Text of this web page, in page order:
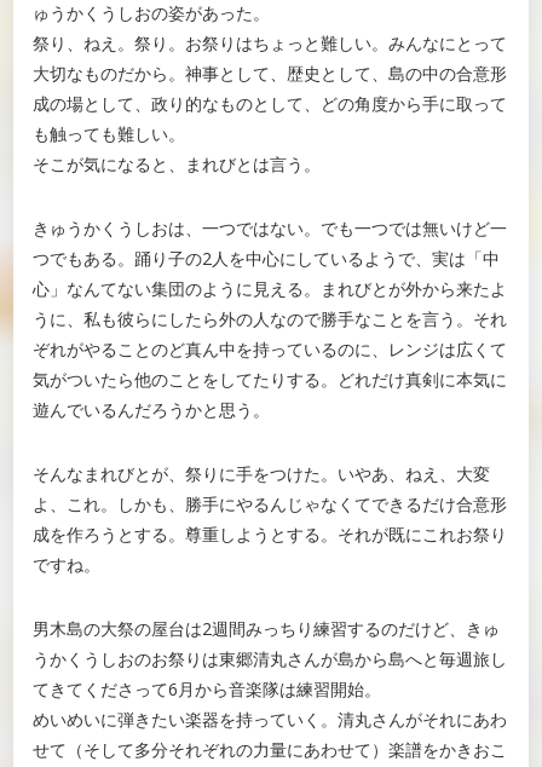
ゅうかくうしおの姿があった。
祭り、ねえ。祭り。お祭りはちょっと難しい。みんなにとって
大切なものだから。神事として、歴史として、島の中の合意形
成の場として、政り的なものとして、どの角度から手に取って
も触っても難しい。
そこが気になると、まれびとは言う。
きゅうかくうしおは、一つではない。でも一つでは無いけど一
つでもある。踊り子の2人を中心にしているようで、実は「中
心」なんてない集団のように見える。まれびとが外から来たよ
うに、私も彼らにしたら外の人なので勝手なことを言う。それ
ぞれがやることのど真ん中を持っているのに、レンジは広くて
気がついたら他のことをしてたりする。どれだけ真剣に本気に
遊んでいるんだろうかと思う。
そんなまれびとが、祭りに手をつけた。いやあ、ねえ、大変
よ、これ。しかも、勝手にやるんじゃなくてできるだけ合意形
成を作ろうとする。尊重しようとする。それが既にこれお祭り
ですね。
男木島の大祭の屋台は2週間みっちり練習するのだけど、きゅ
うかくうしおのお祭りは東郷清丸さんが島から島へと毎週旅し
てきてくださって6月から音楽隊は練習開始。
めいめいに弾きたい楽器を持っていく。清丸さんがそれにあわ
せて（そして多分それぞれの力量にあわせて）楽譜をかきおこ